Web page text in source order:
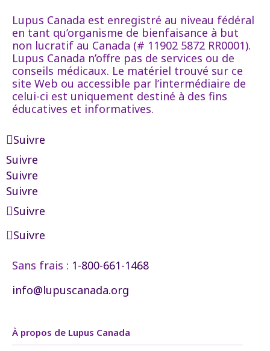
Lupus Canada est enregistré au niveau fédéral
en tant qu’organisme de bienfaisance à but
non lucratif au Canada (# 11902 5872 RR0001).
Lupus Canada n’offre pas de services ou de
conseils médicaux. Le matériel trouvé sur ce
site Web ou accessible par l’intermédiaire de
celui-ci est uniquement destiné à des fins
éducatives et informatives.
Suivre
Suivre
Suivre
Suivre
Suivre
Suivre
Sans frais : 1-800-661-1468
info@lupuscanada.org
À propos de Lupus Canada